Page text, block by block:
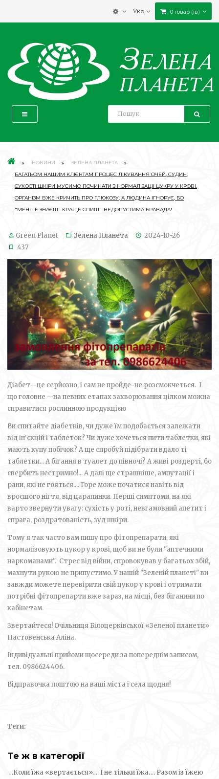
0 товар (ів)
Укр
НОВИНИ
ЗЕЛЕНА ПЛАНЕТА
БАГАТЬОМ НАШИМ КЛІЄНТАМ ПРОЦЕС ЛІКУВАННЯ ОЧЕЙ, СУДИН,
СУХОСТІ ШКІРИ МУСИМО ПОЧИНАТИ З НОРМАЛІЗАЦІЇ ЦУКРУ У КРОВІ.
ОРГАНІЗМ ВЖЕ КРИЧИТЬ ПРО ГЛЮКОЗУ, А ЛЮДИНА ІГНОРУЄ, БО
"МЕНШЕ ЗНАЄШ--КРАЩЕ СПИШ". НЕДОПУСТИМА БРАВАДА!
Green Planet Зелена Планета
2024-10-26
437
Діабет--це серйозно, і сам не пройде-не розсмокчеться. І
що головне --на певних етапах захворювання цілком можна
справитися рослинною продукцією
Ви спитайте діабетків, чи дуже їм подобається залежати
від ін'єкцій і таблеток? Чи дуже хочеться пити таблетки, які
мають купу побічок? А ще спробуй підібрати вдало ті
таблетки... А бігання в туалет до півночі? А живі роздерті, бо
свербить нестримно!... А далі ще страшніше, ампутації і
рани, які не гояться.... Горе може початися навіть від
вросшого нігтя, від царапинки. Перші симптоми, на які
варто звернути увагу: сухість у роті, невгамовний апетит і
спрага, роздратованість, зуд шкіри.
Тому я так часто вам пишу про фітопрепарати, які
нормалізовують цукор у крові, щоб ви не були "аптечними
наркоманами". Стрес від війни, спровокував у багатьох збій,
махнути рукою не припустимо. У нашій "Зеленій планеті" ви
завжди можете перевірити свій цукор у крові і отримати
потрібні фітопрепарти вже зараз, на місці, без біганини по
кабінетам.
Звертайтеся! Очільниця Білоцерківської «Зеленої планети»
Пастовенська Аліна.
Індивідуальні прийоми щосереди за попереднім записом,
тел. 0986624406.
Відправочка поштою на ваші міста і села щодня!
Теги:
Те ж в категорії
…Коли їжа «вертається»…. І не тільки їжа…. Разом із їжею